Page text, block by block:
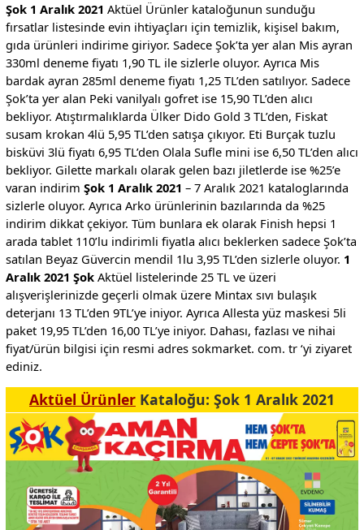
Şok 1 Aralık 2021 Aktüel Ürünler kataloğunun sunduğu
fırsatlar listesinde evin ihtiyaçları için temizlik, kişisel bakım,
gıda ürünleri indirime giriyor. Sadece Şok’ta yer alan Mis ayran
330ml deneme fiyatı 1,90 TL ile sizlerle oluyor. Ayrıca Mis
bardak ayran 285ml deneme fiyatı 1,25 TL’den satılıyor. Sadece
Şok’ta yer alan Peki vanilyalı gofret ise 15,90 TL’den alıcı
bekliyor. Atıştırmalıklarda Ülker Dido Gold 3 TL’den, Fiskat
susam krokan 4lü 5,95 TL’den satışa çıkıyor. Eti Burçak tuzlu
bisküvi 3lü fiyatı 6,95 TL’den Olala Sufle mini ise 6,50 TL’den alıcı
bekliyor. Gilette markalı olarak gelen bazı jiletlerde ise %25’e
varan indirim Şok 1 Aralık 2021 – 7 Aralık 2021 kataloglarında
sizlerle oluyor. Ayrıca Arko ürünlerinin bazılarında da %25
indirim dikkat çekiyor. Tüm bunlara ek olarak Finish hepsi 1
arada tablet 110’lu indirimli fiyatla alıcı beklerken sadece Şok’ta
satılan Beyaz Güvercin mendil 1lu 3,95 TL’den sizlerle oluyor. 1
Aralık 2021 ŞokAktüel listelerinde 25 TL ve üzeri
alışverişlerinizde geçerli olmak üzere Mintax sıvı bulaşık
deterjanı 13 TL’den 9TL’ye iniyor. Ayrıca Allesta yüz maskesi 5li
paket 19,95 TL’den 16,00 TL’ye iniyor. Dahası, fazlası ve nihai
fiyat/ürün bilgisi için resmi adres sokmarket. com. tr ‘yi ziyaret
ediniz.
Aktüel ÜrünlerKataloğu: Şok 1 Aralık 2021